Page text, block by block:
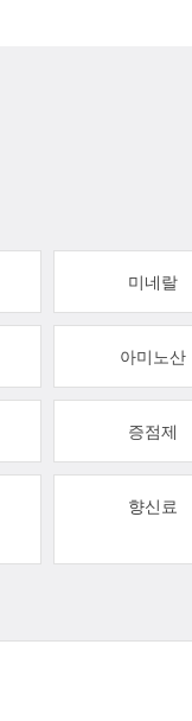
미네랄
아미노산
증점제
향신료